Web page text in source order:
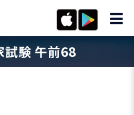
試験 午前68